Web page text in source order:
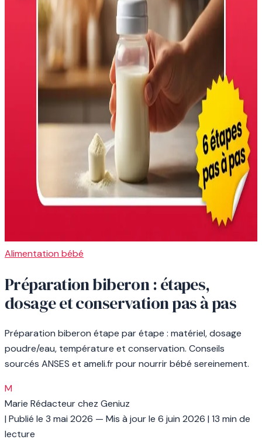
Alimentation bébé
Préparation biberon : étapes,
dosage et conservation pas à pas
Préparation biberon étape par étape : matériel, dosage
poudre/eau, température et conservation. Conseils
sourcés ANSES et ameli.fr pour nourrir bébé sereinement.
M
Marie Rédacteur chez Geniuz
| Publié le 3 mai 2026 — Mis à jour le 6 juin 2026 | 13 min de
lecture